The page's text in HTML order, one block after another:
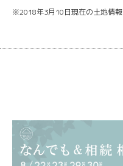
※2018年3月10日現在の土地情報